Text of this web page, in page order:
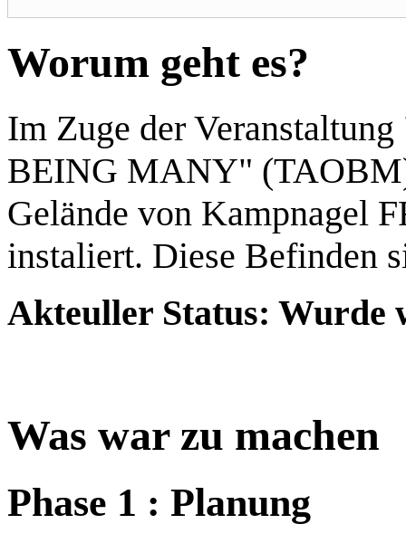
Worum geht es?
Im Zuge der
BEING MANY"
Gelände von Kampnagel
instaliert. Diese Befinden
Akteuller Status: Wurde
Was war zu machen
Phase 1 : Planung